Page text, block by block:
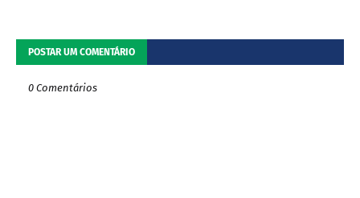
POSTAR UM COMENTÁRIO
0 Comentários